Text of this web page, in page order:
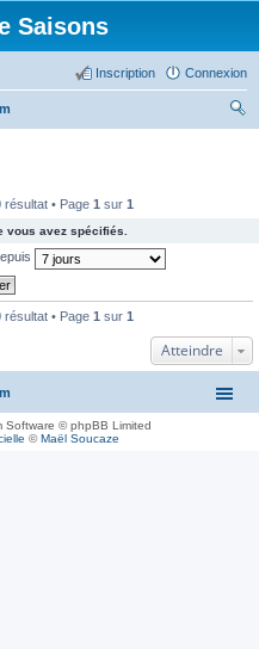
Saisons
Connexion
Inscription
• Page 1 sur 1
vous avez spécifiés.
• Page 1 sur 1
Atteindre
Software © phpBB Limited
©Maël Soucaze